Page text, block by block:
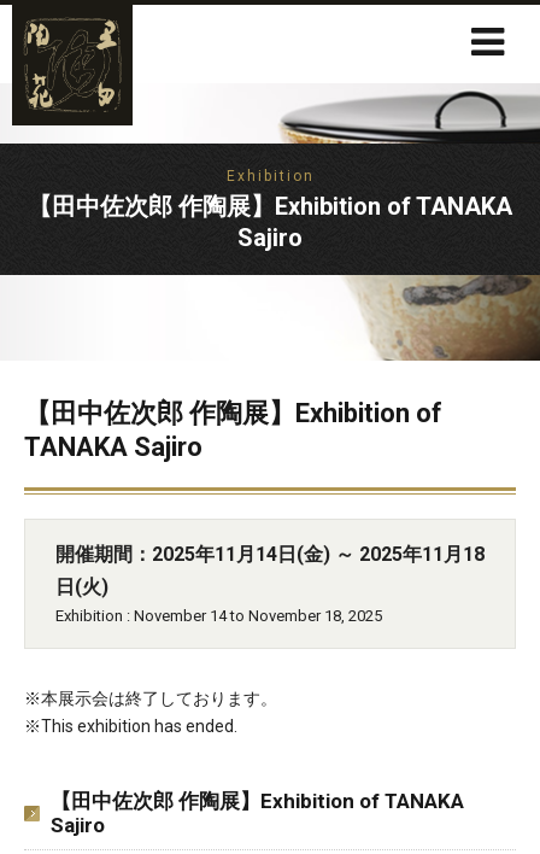
Exhibition
【田中佐次郎 作陶展】Exhibition of TANAKA
Sajiro
【田中佐次郎 作陶展】Exhibition of
TANAKA Sajiro
開催期間：2025年11月14日(金) ～ 2025年11月18
日(火)
Exhibition : November 14 to November 18, 2025
※本展示会は終了しております。
※This exhibition has ended.
【田中佐次郎 作陶展】Exhibition of TANAKA
Sajiro